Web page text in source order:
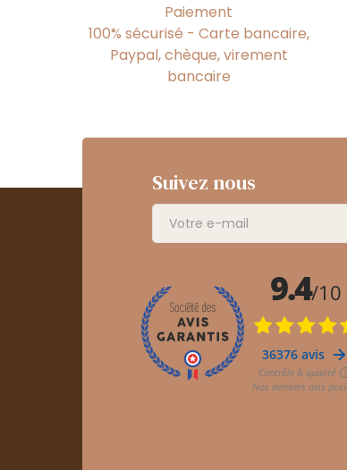
Paiement
100% sécurisé - Carte bancaire,
Paypal, chèque, virement
bancaire
Suivez nous